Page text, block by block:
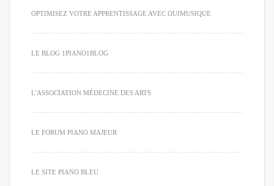
OPTIMISEZ VOTRE APPRENTISSAGE AVEC OUIMUSIQUE
LE BLOG 1PIANO1BLOG
L'ASSOCIATION MÉDECINE DES ARTS
LE FORUM PIANO MAJEUR
LE SITE PIANO BLEU